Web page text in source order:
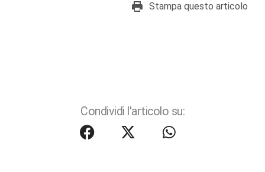
Stampa questo articolo
Condividi l'articolo su: